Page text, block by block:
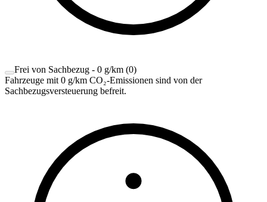
Frei von Sachbezug - 0 g/km (0)
Fahrzeuge mit 0 g/km CO₂-Emissionen sind von der
Sachbezugsversteuerung befreit.